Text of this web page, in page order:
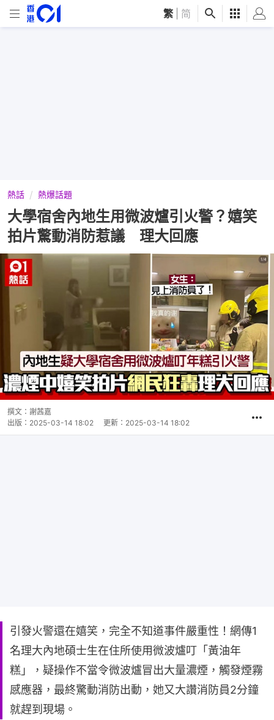
繁 简
熱話 熱爆話題
大學宿舍內地生用微波爐引火警？嬉笑
拍片驚動消防惹議 理大回應
撰文： 謝茜嘉
出版： 2025-03-14 18:02 更新： 2025-03-14 18:02
引發火警還在嬉笑，完全不知道事件嚴重性！網傳1
名理大內地碩士生在住所使用微波爐叮「黃油年
糕」，疑操作不當令微波爐冒出大量濃煙，觸發煙霧
感應器，最終驚動消防出動，她又大讚消防員2分鐘
就趕到現場。